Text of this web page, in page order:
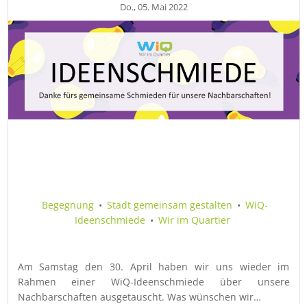
Do., 05. Mai 2022
Begegnung • Stadt gemeinsam gestalten • WiQ-
Ideenschmiede • Wir im Quartier
Am Samstag den 30. April haben wir uns wieder im
Rahmen einer WiQ-Ideenschmiede über unsere
Nachbarschaften ausgetauscht. Was wünschen wir…